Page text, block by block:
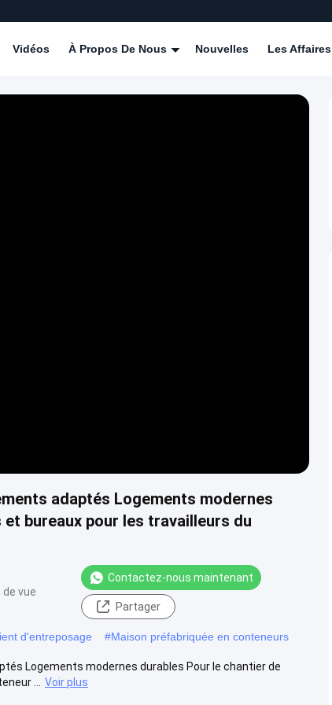
Vidéos À Propos De Nous Nouvelles Les Affaires
adaptés Logements modernes
bureaux pour les travailleurs du
vue
Contactez-nous maintenant
Partager
d'entreposage #Maison préfabriquée en conteneurs
Logements modernes durables Pour le chantier de
...
Voir plus